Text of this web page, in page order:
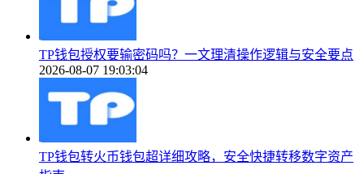
TP钱包授权要输密码吗？一文理清操作逻辑与安全要点
2026-08-07 19:03:04
TP钱包转火币钱包超详细攻略，安全快捷转移数字资产